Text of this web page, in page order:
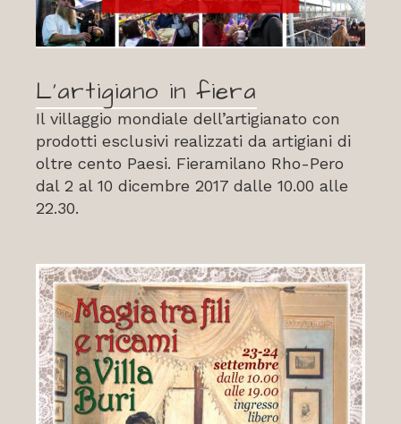
L’artigiano in fiera
Il villaggio mondiale dell’artigianato con
prodotti esclusivi realizzati da artigiani di
oltre cento Paesi. Fieramilano Rho-Pero
dal 2 al 10 dicembre 2017 dalle 10.00 alle
22.30.